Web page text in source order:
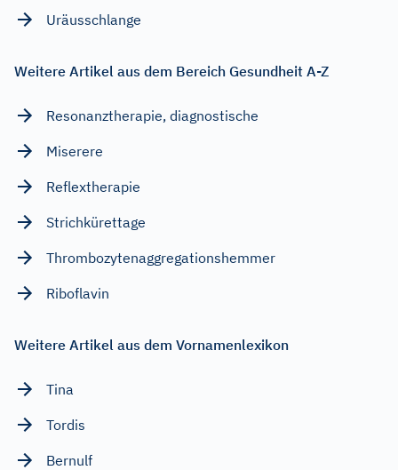
Uräusschlange
Weitere Artikel aus dem Bereich Gesundheit A-Z
Resonanztherapie, diagnostische
Miserere
Reflextherapie
Strichkürettage
Thrombozytenaggregationshemmer
Riboflavin
Weitere Artikel aus dem Vornamenlexikon
Tina
Tordis
Bernulf